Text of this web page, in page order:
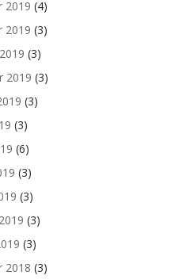
2019 (4)
2019 (3)
(3)
2019 (3)
(3)
(3)
(6)
(3)
(3)
(3)
(3)
2018 (3)